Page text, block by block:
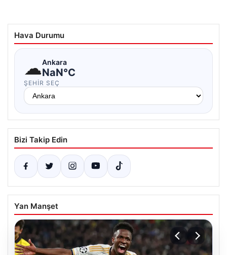
Hava Durumu
☁Ankara
NaN°C
ŞEHIR SEÇ
Bizi Takip Edin
Yan Manşet